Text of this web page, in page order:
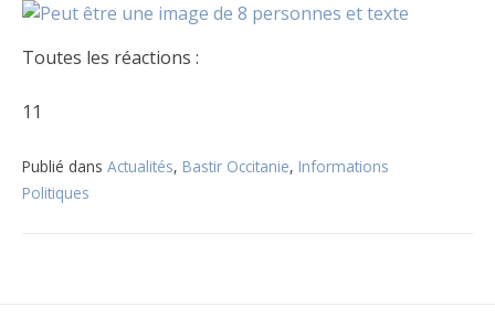
Toutes les réactions :
11
Publié dans Actualités, Bastir Occitanie, Informations
Politiques